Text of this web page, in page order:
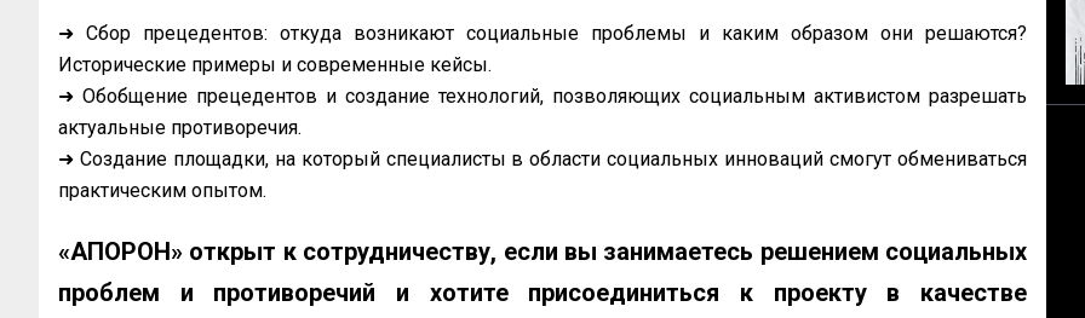
➜ Сбор прецедентов: откуда возникают социальные проблемы и каким образом они решаются?
Исторические примеры и современные кейсы.
➜ Обобщение прецедентов и создание технологий, позволяющих социальным активистом разрешать
актуальные противоречия.
➜ Создание площадки, на который специалисты в области социальных инноваций смогут обмениваться
практическим опытом.
«АПОРОН» открыт к сотрудничеству, если вы занимаетесь решением социальных
проблем и противоречий и хотите присоединиться к проекту в качестве